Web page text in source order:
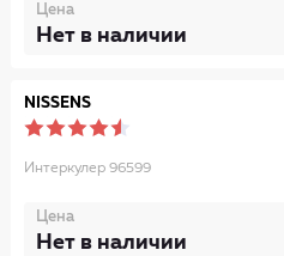
Цена
Нет в наличии
NISSENS
Интеркулер 96599
Цена
Нет в наличии